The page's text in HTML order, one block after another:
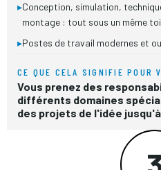
▸Conception, simulation,
montage : tout sous un même
▸Postes de travail modernes et
CE QUE CELA SIGNIFIE POUR
Vous prenez des
différents domaines
des projets de l'idée